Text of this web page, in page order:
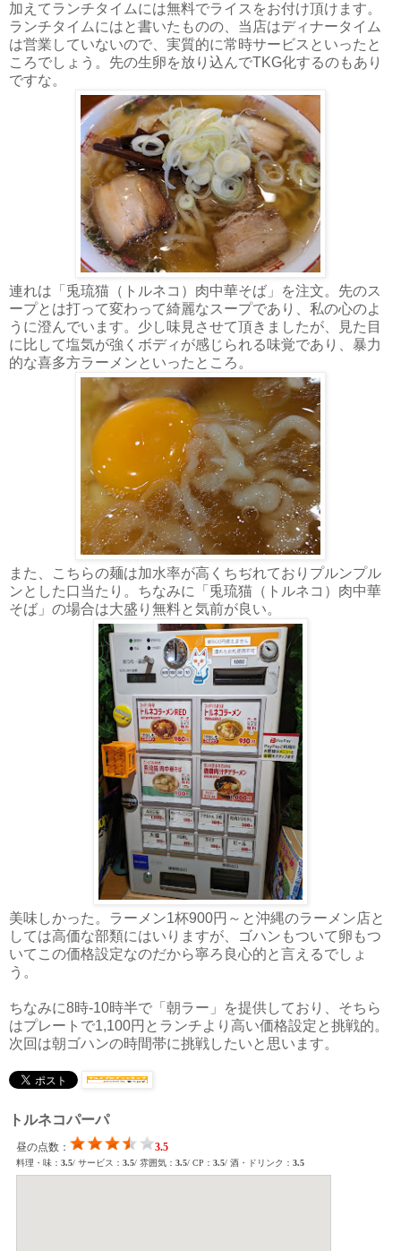
加えてランチタイムには無料でライスをお付け頂けます。
ランチタイムにはと書いたものの、当店はディナータイム
は営業していないので、実質的に常時サービスといったと
ころでしょう。先の生卵を放り込んでTKG化するのもあり
ですな。
連れは「兎琉猫（トルネコ）肉中華そば」を注文。先のス
ープとは打って変わって綺麗なスープであり、私の心のよ
うに澄んでいます。少し味見させて頂きましたが、見た目
に比して塩気が強くボディが感じられる味覚であり、暴力
的な喜多方ラーメンといったところ。
また、こちらの麺は加水率が高くちぢれておりプルンプル
ンとした口当たり。ちなみに「兎琉猫（トルネコ）肉中華
そば」の場合は大盛り無料と気前が良い。
美味しかった。ラーメン1杯900円～と沖縄のラーメン店と
しては高価な部類にはいりますが、ゴハンもついて卵もつ
いてこの価格設定なのだから寧ろ良心的と言えるでしょ
う。
ちなみに8時-10時半で「朝ラー」を提供しており、そちら
はプレートで1,100円とランチより高い価格設定と挑戦的。
次回は朝ゴハンの時間帯に挑戦したいと思います。
トルネコパーパ